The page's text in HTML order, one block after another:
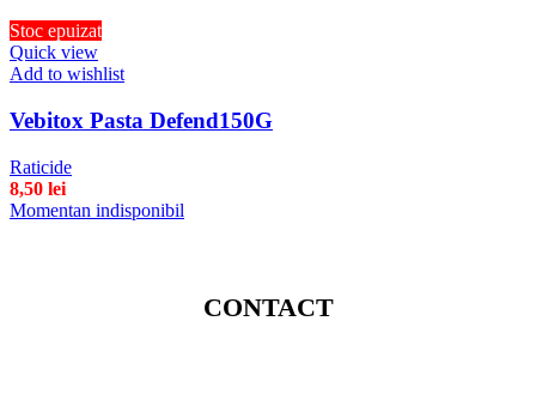
Stoc epuizat
Quick view
Add to wishlist
Vebitox Pasta Defend150G
Raticide
8,50 lei
Momentan indisponibil
CONTACT